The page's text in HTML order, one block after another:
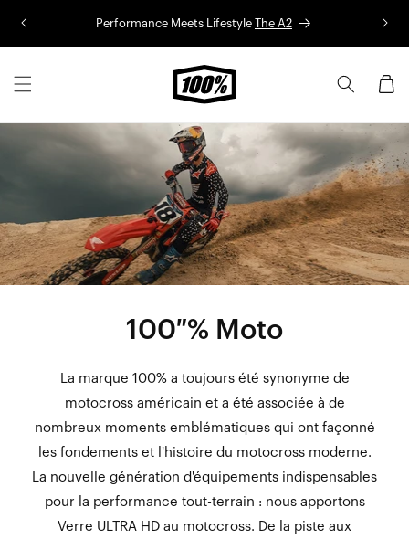
Performance Meets Lifestyle The A2
Panier
100 % Moto
La marque 100% a toujours été synonyme de
motocross américain et a été associée à de
nombreux moments emblématiques qui ont façonné
les fondements et l'histoire du motocross moderne.
La nouvelle génération d'équipements indispensables
pour la performance tout-terrain : nous apportons
Verre ULTRA HD au motocross. De la piste aux